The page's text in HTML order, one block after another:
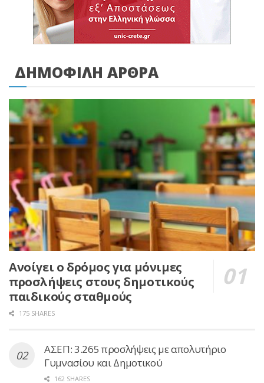
ΔΗΜΟΦΙΛΗ ΑΡΘΡΑ
Ανοίγει ο δρόμος για μόνιμες
προσλήψεις στους δημοτικούς
παιδικούς σταθμούς
175 SHARES
ΑΣΕΠ: 3.265 προσλήψεις με απολυτήριο
Γυμνασίου και Δημοτικού
162 SHARES